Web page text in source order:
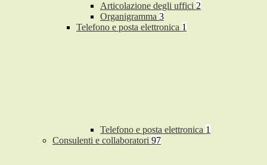
Articolazione degli uffici 2
Organigramma 3
Telefono e posta elettronica 1
Telefono e posta elettronica 1
Consulenti e collaboratori 97